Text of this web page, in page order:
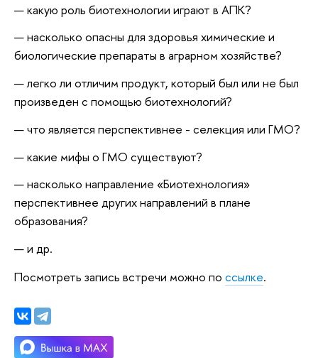
какую роль биотехнологии играют в АПК?
насколько опасны для здоровья химические и
биологические препараты в аграрном хозяйстве?
легко ли отличим продукт, который был или не был
произведен с помощью биотехнологий?
что является перспективнее - селекция или ГМО?
какие мифы о ГМО существуют?
насколько направление «Биотехнология»
перспективнее других направлений в плане
образования?
и др.
Посмотреть запись встречи можно по ссылке.